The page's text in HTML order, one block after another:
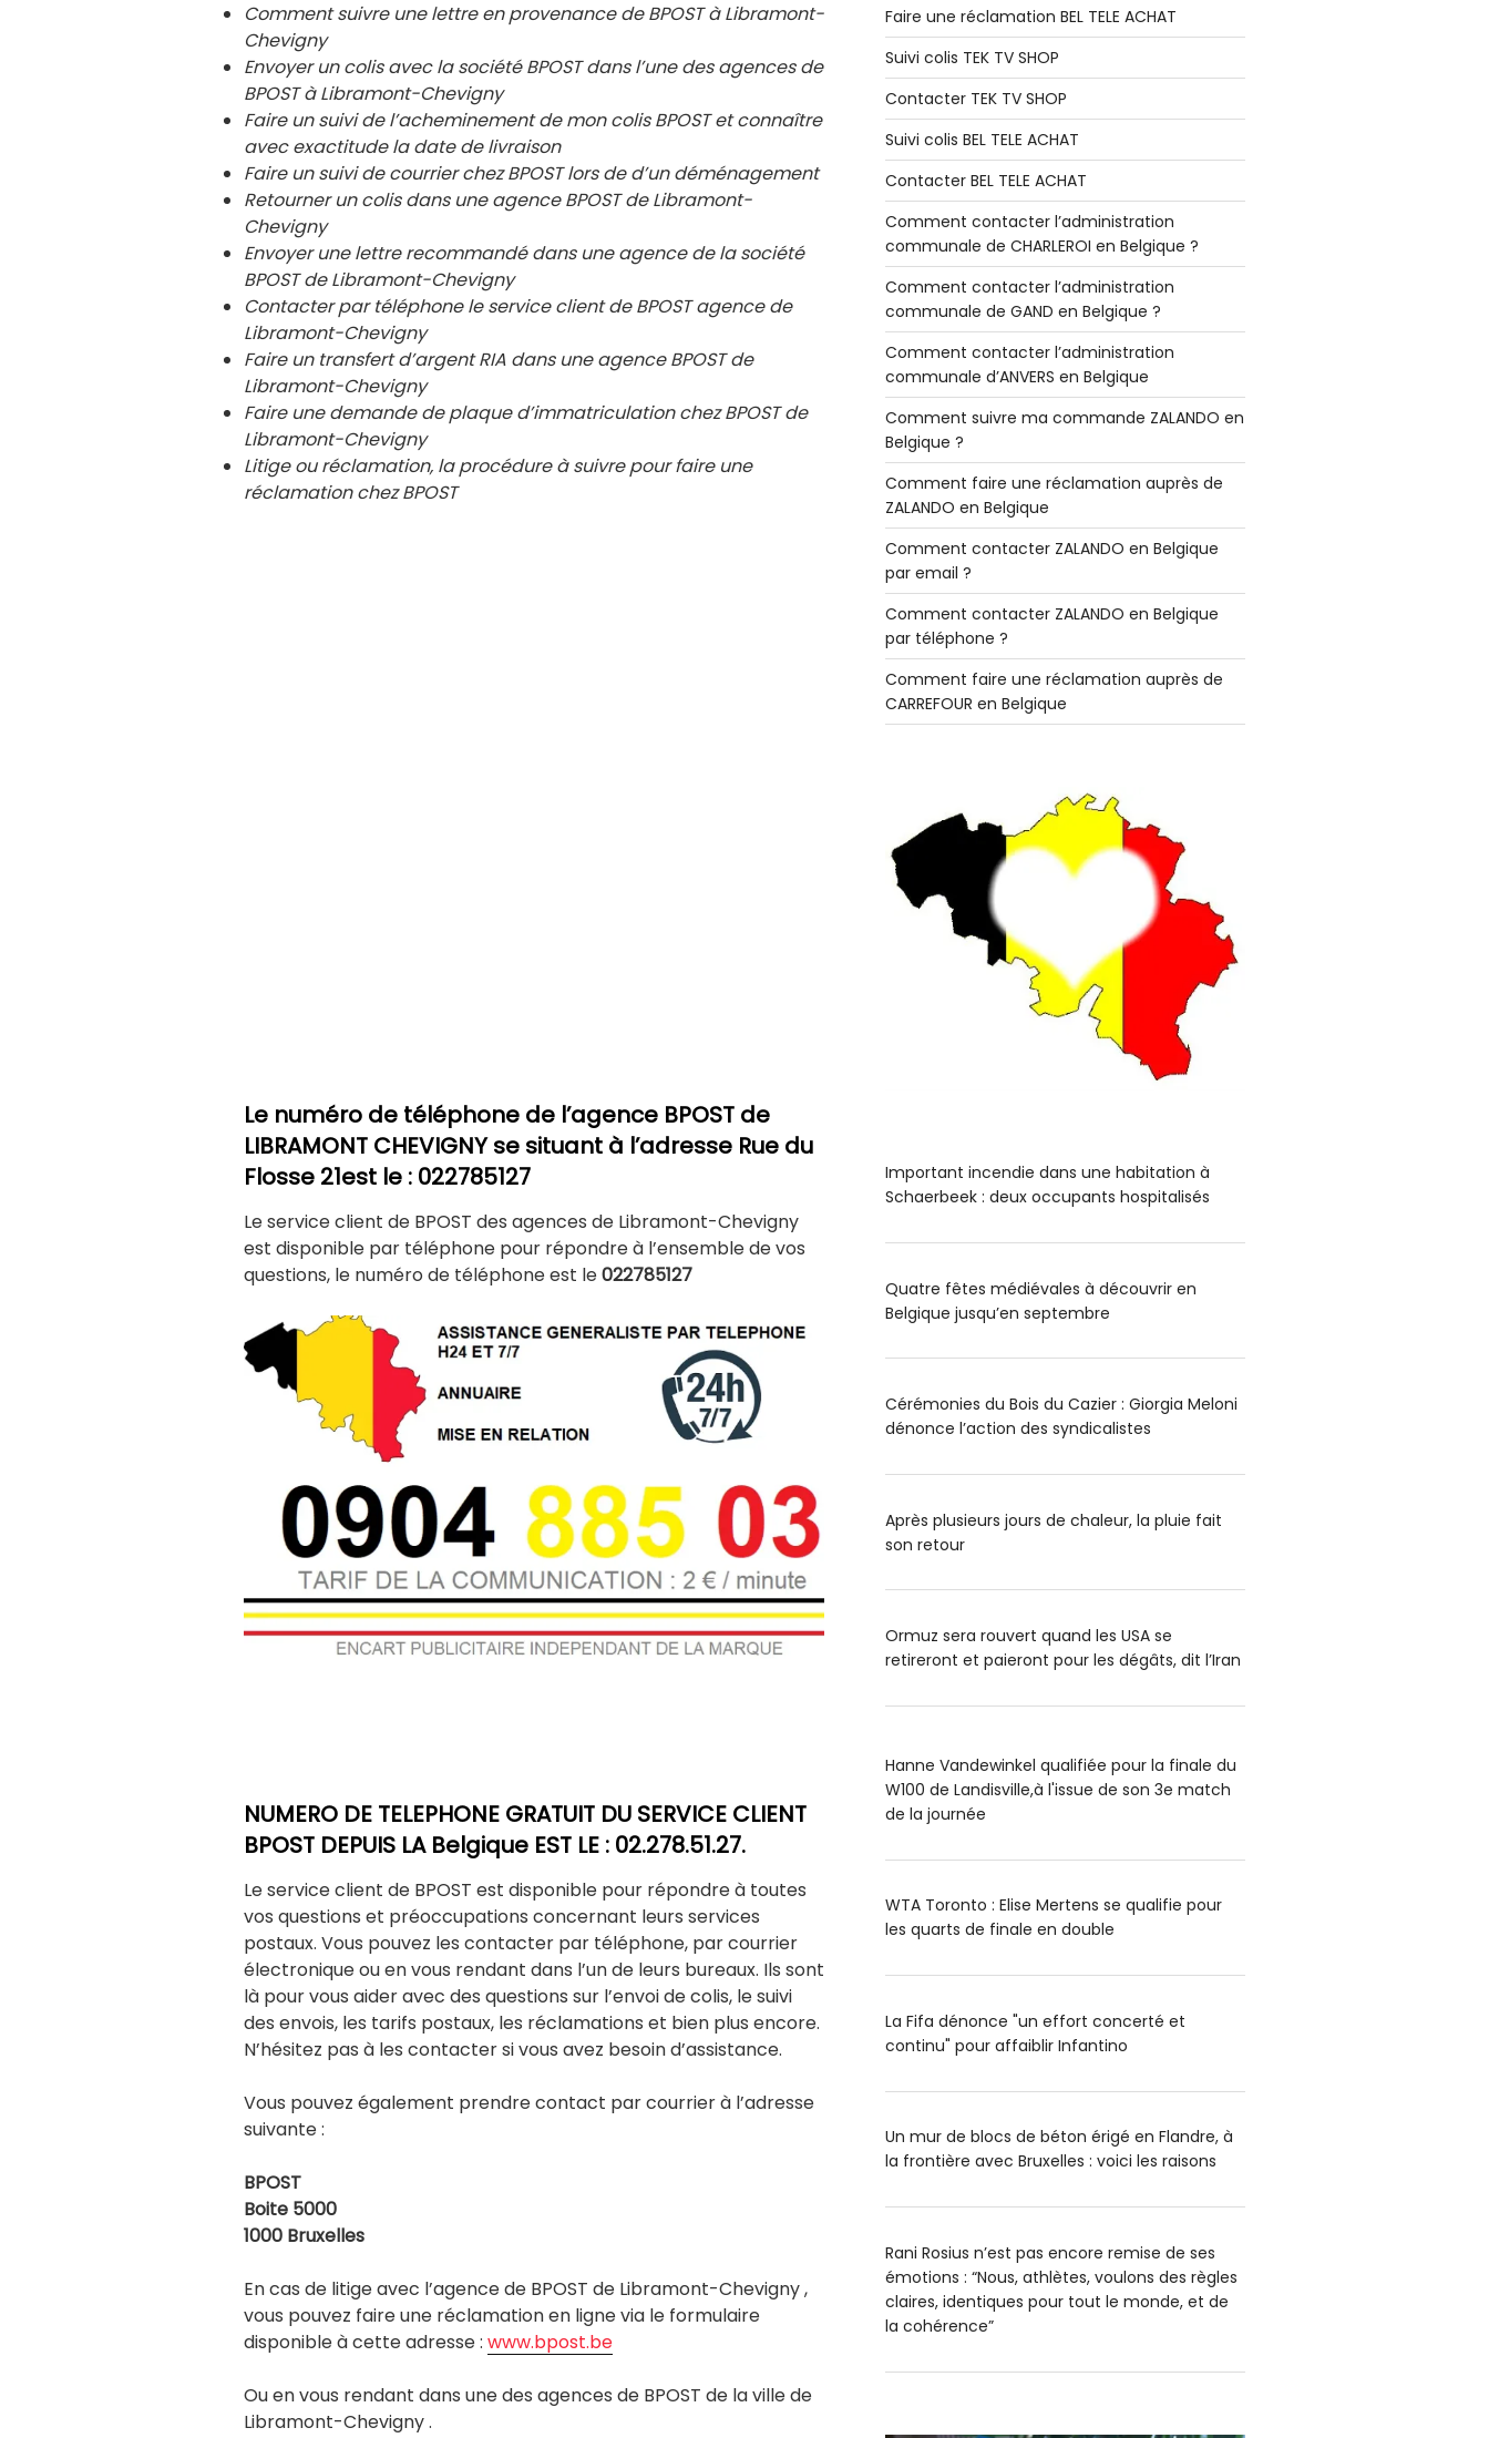
Comment suivre une lettre en provenance de BPOST à Libramont-
Chevigny
Envoyer un colis avec la société BPOST dans l’une des agences de
BPOST àLibramont-Chevigny
Faire un suivi de l’acheminement de mon colis BPOST et connaître
avec exactitude la date de livraison
Faire un suivi de courrier chez BPOST lors de d’un déménagement
Retourner un colis dans une agence BPOST deLibramont-
Chevigny
Envoyer une lettre recommandé dans une agence de la société
BPOST deLibramont-Chevigny
Contacter par téléphone le service client de BPOST agence de
Libramont-Chevigny
Faire un transfert d’argent RIA dans une agence BPOST de
Libramont-Chevigny
Faire une demande de plaque d’immatriculation chez BPOST de
Libramont-Chevigny
Litige ou réclamation, la procédure à suivre pour faire une
réclamation chez BPOST
Le numéro de téléphone de l’agence BPOST de
LIBRAMONT CHEVIGNYse situant à l’adresse Rue du
Flosse 21est le : 022785127
Le service client de BPOST des agences de Libramont-Chevigny
est disponible par téléphone pour répondre à l’ensemble de vos
questions, le numéro de téléphone est le022785127
NUMERO DE TELEPHONE GRATUIT DU SERVICE CLIENT
BPOST DEPUIS LA Belgique EST LE : 02.278.51.27.
Le service client de BPOST est disponible pour répondre à toutes
vos questions et préoccupations concernant leurs services
postaux. Vous pouvez les contacter par téléphone, par courrier
électronique ou en vous rendant dans l’un de leurs bureaux. Ils sont
là pour vous aider avec des questions sur l’envoi de colis, le suivi
des envois, les tarifs postaux, les réclamations et bien plus encore.
N’hésitez pas à les contacter si vous avez besoin d’assistance.
Vous pouvez également prendre contact par courrier à l’adresse
suivante :
BPOST
Boite 5000
1000 Bruxelles
En cas de litige avec l’agence de BPOST de Libramont-Chevigny ,
vous pouvez faire une réclamation en ligne via le formulaire
disponible à cette adresse : www.bpost.be
Ou en vous rendant dans une des agences de BPOST de la ville de
Libramont-Chevigny .
Faire une réclamation BEL TELE ACHAT
Suivi colis TEK TV SHOP
Contacter TEK TV SHOP
Suivi colis BEL TELE ACHAT
Contacter BEL TELE ACHAT
Comment contacter l’administration
communale de CHARLEROI en Belgique ?
Comment contacter l’administration
communale de GAND en Belgique ?
Comment contacter l’administration
communale d’ANVERS en Belgique
Comment suivre ma commande ZALANDO en
Belgique ?
Comment faire une réclamation auprès de
ZALANDO en Belgique
Comment contacter ZALANDO en Belgique
par email ?
Comment contacter ZALANDO en Belgique
par téléphone ?
Comment faire une réclamation auprès de
CARREFOUR en Belgique
Important incendie dans une habitation à
Schaerbeek : deux occupants hospitalisés
Quatre fêtes médiévales à découvrir en
Belgique jusqu’en septembre
Cérémonies du Bois du Cazier : Giorgia Meloni
dénonce l’action des syndicalistes
Après plusieurs jours de chaleur, la pluie fait
son retour
Ormuz sera rouvert quand les USA se
retireront et paieront pour les dégâts, dit l’Iran
Hanne Vandewinkel qualifiée pour la finale du
W100 de Landisville,à l'issue de son 3e match
de la journée
WTA Toronto : Elise Mertens se qualifie pour
les quarts de finale en double
La Fifa dénonce "un effort concerté et
continu" pour affaiblir Infantino
Un mur de blocs de béton érigé en Flandre, à
la frontière avec Bruxelles : voici les raisons
Rani Rosius n’est pas encore remise de ses
émotions : “Nous, athlètes, voulons des règles
claires, identiques pour tout le monde, et de
la cohérence”